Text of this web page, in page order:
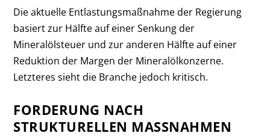
Die aktuelle Entlastungsmaßnahme der Regierung
basiert zur Hälfte auf einer Senkung der
Mineralölsteuer und zur anderen Hälfte auf einer
Reduktion der Margen der Mineralölkonzerne.
Letzteres sieht die Branche jedoch kritisch.
FORDERUNG NACH
STRUKTURELLEN MASSNAHMEN